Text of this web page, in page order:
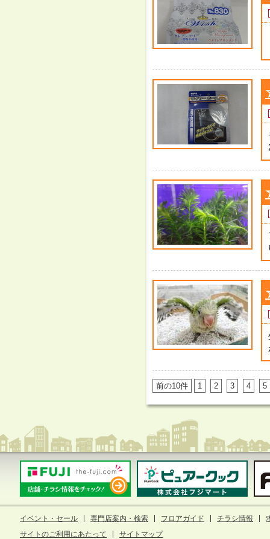
前の10件 1 2 3 4 5
イベント・セール 専門店案内・検索 フロアガイド チラシ情報
サイトのご利用にあたって
サイトマップ